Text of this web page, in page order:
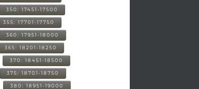
350: 17451-17500
355: 17701-17750
360: 17951-18000
365: 18201-18250
370: 18451-18500
375: 18701-18750
380: 18951-19000